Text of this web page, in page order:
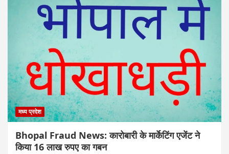
मध्य प्रदेश
Bhopal Fraud News: कारोबारी के मार्केटिंग एजेंट ने
किया 16 लाख रुपए का गबन